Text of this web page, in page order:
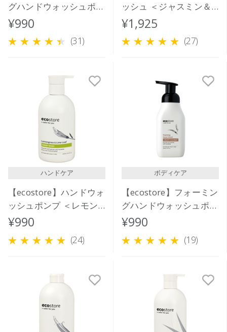
グハンドウォッシュポン
プ ＜シトラスバースト
¥990
(31)
ッシュ ＜ジャスミン＆
マヌカハニー＞ 900mL
¥1,925
(27)
ハンドケア
【ecostore】ハンドウォ
ッシュポンプ ＜レモン
グラス＆ライムリーフ＞
¥990
(24)
ボディケア
【ecostore】フォーミン
グハンドウォッシュポン
プ ＜クリーミーココナ
¥990
(19)